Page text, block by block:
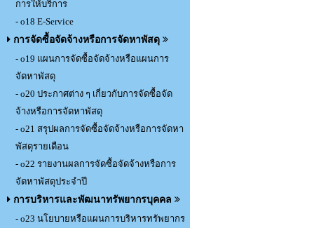
การให้บริการ
- o18 E-Service
การจัดซื้อจัดจ้างหรือการจัดหาพัสดุ
- o19 แผนการจัดซื้อจัดจ้างหรือแผนการ
จัดหาพัสดุ
- o20 ประกาศต่าง ๆ เกี่ยวกับการจัดซื้อจัด
จ้างหรือการจัดหาพัสดุ
- o21 สรุปผลการจัดซื้อจัดจ้างหรือการจัดหา
พัสดุรายเดือน
- o22 รายงานผลการจัดซื้อจัดจ้างหรือการ
จัดหาพัสดุประจำปี
การบริหารและพัฒนาทรัพยากรบุคคล
- o23 นโยบายหรือแผนการบริหารทรัพยากร